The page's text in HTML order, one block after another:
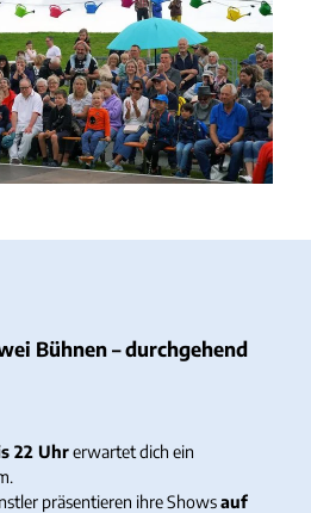
Bühnen – durchgehend
22 Uhrerwartet dich ein
präsentieren ihre Showsauf